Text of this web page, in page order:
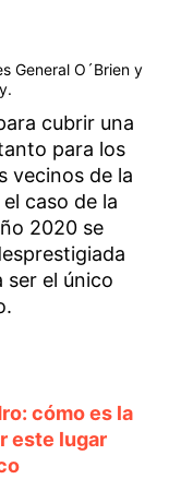
General O´Brien y
cubrir una
para los
vecinos de la
caso de la
2020 se
ser el único
cómo es la
este lugar